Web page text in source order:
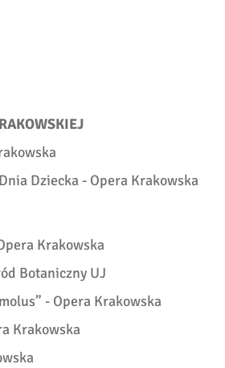
Dziecka - Opera Krakowska
Krakowska
Botaniczny UJ
- Opera Krakowska
Krakowska